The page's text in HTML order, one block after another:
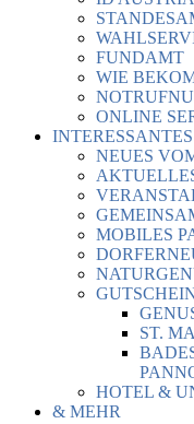
FUNDAMT
WIE
ONLINE
INTERESSANTES
NEUES
MOBILES
ST.
HOTEL &
& MEHR